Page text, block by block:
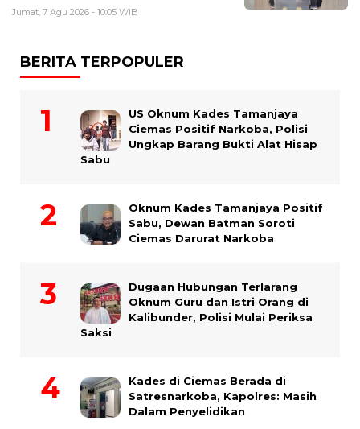
Jumat, 7 Agu 2026 - 10:05 WIB
BERITA TERPOPULER
US Oknum Kades Tamanjaya
Ciemas Positif Narkoba, Polisi
Ungkap Barang Bukti Alat Hisap
Sabu
Oknum Kades Tamanjaya Positif
Sabu, Dewan Batman Soroti
Ciemas Darurat Narkoba
Dugaan Hubungan Terlarang
Oknum Guru dan Istri Orang di
Kalibunder, Polisi Mulai Periksa
Saksi
Kades di Ciemas Berada di
Satresnarkoba, Kapolres: Masih
Dalam Penyelidikan